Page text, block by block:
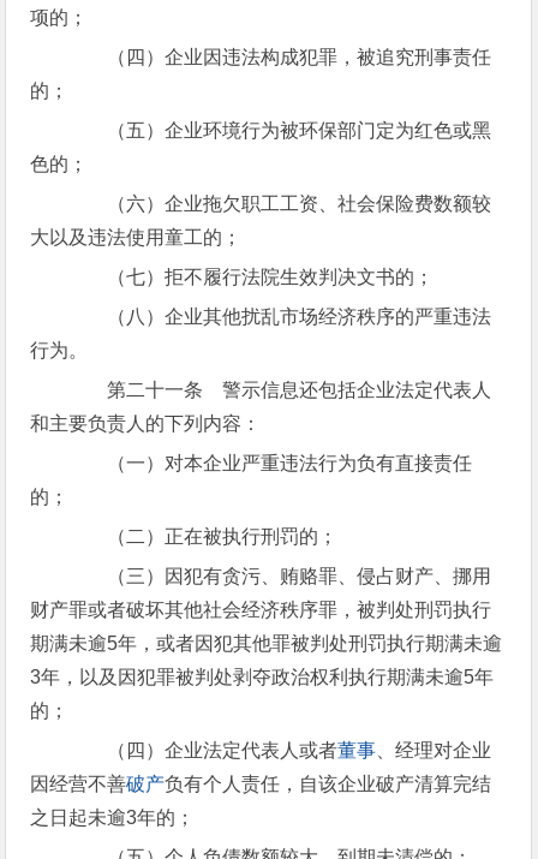
项的；
（四）企业因违法构成犯罪，被追究刑事责任
的；
（五）企业环境行为被环保部门定为红色或黑
色的；
（六）企业拖欠职工工资、社会保险费数额较
大以及违法使用童工的；
（七）拒不履行法院生效判决文书的；
（八）企业其他扰乱市场经济秩序的严重违法
行为。
第二十一条 警示信息还包括企业法定代表人
和主要负责人的下列内容：
（一）对本企业严重违法行为负有直接责任
的；
（二）正在被执行刑罚的；
（三）因犯有贪污、贿赂罪、侵占财产、挪用
财产罪或者破坏其他社会经济秩序罪，被判处刑罚执行
期满未逾5年，或者因犯其他罪被判处刑罚执行期满未逾
3年，以及因犯罪被判处剥夺政治权利执行期满未逾5年
的；
（四）企业法定代表人或者董事 、经理对企业
因经营不善破产负有个人责任，自该企业破产清算完结
之日起未逾3年的；